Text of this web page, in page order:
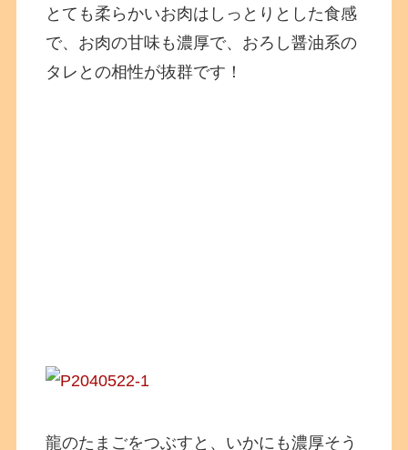
とても柔らかいお肉はしっとりとした食感
で、お肉の甘味も濃厚で、おろし醤油系の
タレとの相性が抜群です！
龍のたまごをつぶすと、いかにも濃厚そう